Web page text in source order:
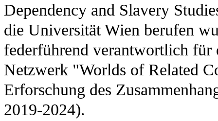
Dependency and Slavery
die Universität Wien berufen
federführend verantwortlich für
Netzwerk "Worlds of Related
Erforschung des
2019-2024).